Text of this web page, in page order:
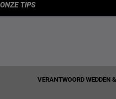
ONZE TIPS
VERANTWOORD WEDDEN